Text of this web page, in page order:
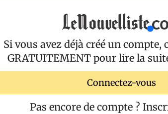
Si vous avez déjà créé un compte,
GRATUITEMENT pour lire la
Connectez-vous
Pas encore de compte ?